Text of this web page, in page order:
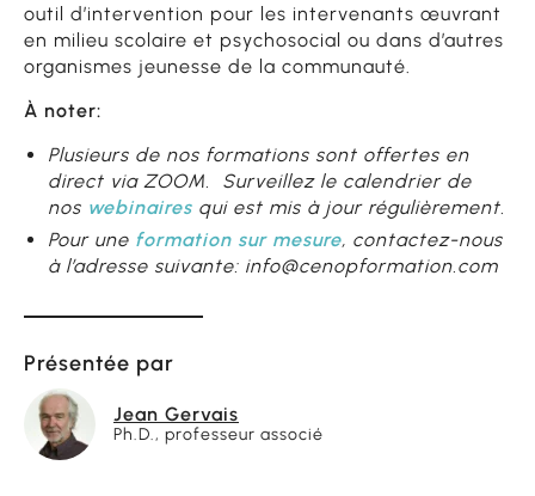
outil d’intervention pour les intervenants œuvrant
en milieu scolaire et psychosocial ou dans d’autres
organismes jeunesse de la communauté.
À noter:
Plusieurs de nos formations sont offertes en
direct via ZOOM. Surveillez le calendrier de
nos webinaires qui est mis à jour régulièrement.
Pour une formation sur mesure, contactez-nous
à l’adresse suivante: info@cenopformation.com
Présentée par
Jean Gervais
Ph.D., professeur associé